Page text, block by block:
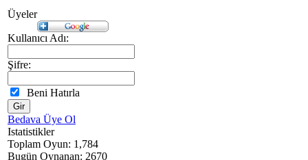
Üyeler
Kullanıcı Adı:
Şifre:
Beni Hatırla
Bedava Üye Ol
Istatistikler
Toplam Oyun: 1,784
Bugün Oynanan: 2670